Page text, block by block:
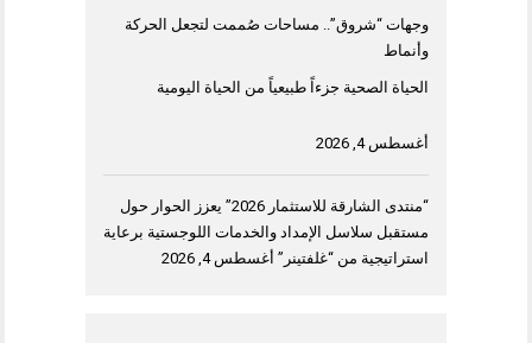
وجهات “شروق”.. مساحات صُممت لتجعل الحركة
وأنماط
الحياة الصحية جزءاً طبيعياً من الحياة اليومية
أغسطس 4, 2026
“منتدى الشارقة للاستثمار 2026” يعزز الحوار حول
مستقبل سلاسل الإمداد والخدمات اللوجستية برعاية
استراتيجية من “غلفتينر” أغسطس 4, 2026